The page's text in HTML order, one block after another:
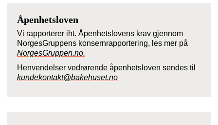
Åpenhetsloven
Vi rapporterer iht. Åpenhetslovens krav gjennom
NorgesGruppens konsernrapportering, les mer på
NorgesGruppen.no.
Henvendelser vedrørende åpenhetsloven sendes til
kundekontakt@bakehuset.no